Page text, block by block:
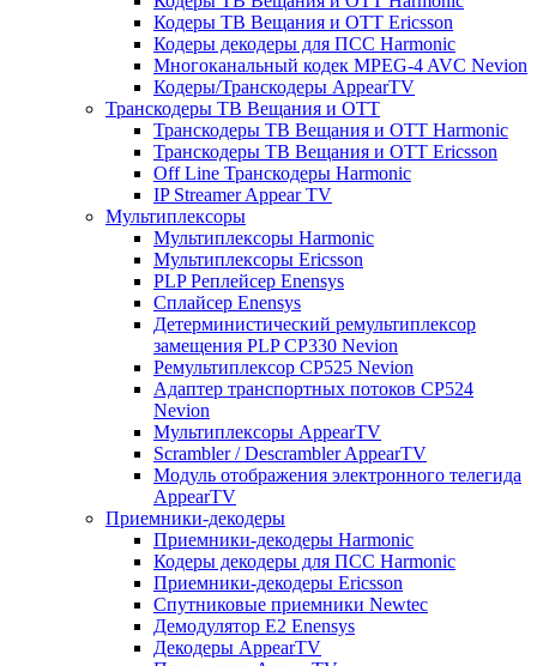
Кодеры ТВ Вещания и ОТТ Ericsson
Кодеры декодеры для ПСС Harmonic
Многоканальный кодек MPEG-4 AVC Nevion
Кодеры/Транскодеры AppearTV
Транскодеры ТВ Вещания и ОТТ
Транскодеры ТВ Вещания и ОТТ Harmonic
Транскодеры ТВ Вещания и ОТТ Ericsson
Off Line Транскодеры Harmonic
IP Streamer Appear TV
Мультиплексоры
Мультиплексоры Harmonic
Мультиплексоры Ericsson
PLP Реплейсер Enensys
Сплайсер Enensys
Детерминистический ремультиплексор
замещения PLP CP330 Nevion
Ремультиплексор CP525 Nevion
Адаптер транспортных потоков CP524
Nevion
Мультиплексоры AppearTV
Scrambler / Descrambler AppearTV
Модуль отображения электронного телегида
AppearTV
Приемники-декодеры
Приемники-декодеры Harmonic
Кодеры декодеры для ПСС Harmonic
Приемники-декодеры Ericsson
Спутниковые приемники Newtec
Демодулятор Е2 Enensys
Декодеры AppearTV